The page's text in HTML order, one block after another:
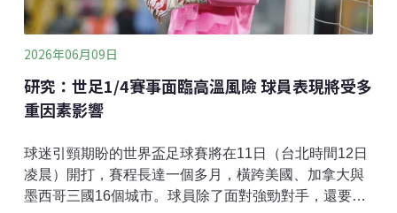
來越多，「若未採取足夠的因應對策，牠們的棲息
2026年06月09日
研究：世足1/4賽事面臨高溫風險 球員表現將受多
重因素影響
球迷引頸期盼的世界盃足球賽將在11日（台北時間12日
凌晨）開打，賽程長達一個多月，橫跨美國、加拿大與
墨西哥三國16個城市。球員除了面對強勁對手，還要抵